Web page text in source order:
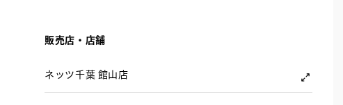
販売店・店舗
ネッツ千葉 館山店